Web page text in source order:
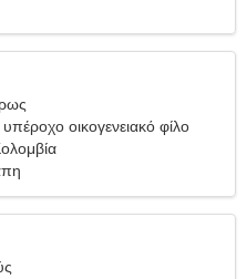
οικογενειακό φίλο